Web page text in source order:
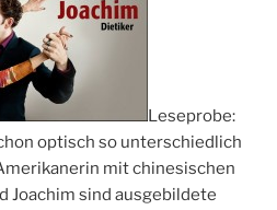
Leseprobe:
optisch so unterschiedlich
mit chinesischen
Joachim sind ausgebildete